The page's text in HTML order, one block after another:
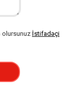
olursunuz İstifadəçi